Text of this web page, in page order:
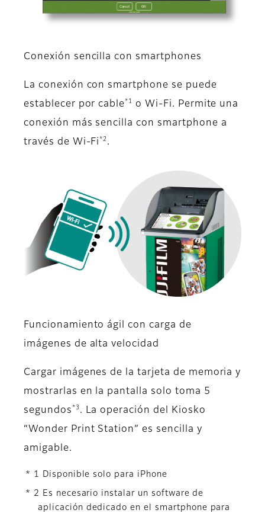
Conexión sencilla con smartphones
La conexión con smartphone se puede
establecer por cable *1
o Wi-Fi. Permite una
conexión más sencilla con smartphone a
través de Wi-Fi *2 .
Funcionamiento ágil con carga de
imágenes de alta velocidad
Cargar imágenes de la tarjeta de memoria y
mostrarlas en la pantalla solo toma 5
segundos *3 . La operación del Kiosko
“Wonder Print Station” es sencilla y
amigable.
* 1 Disponible solo para iPhone
* 2 Es necesario instalar un software de
aplicación dedicado en el smartphone para